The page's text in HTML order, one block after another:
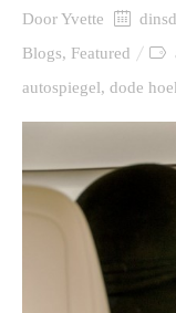
DoorYvette
Blogs, Featured
autospiegel, dode